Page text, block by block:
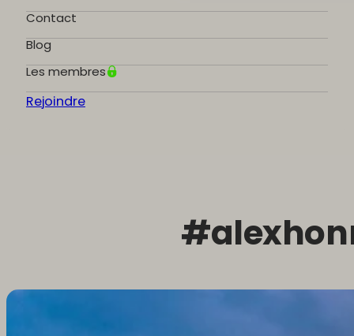
Contact
Blog
Les membres
Rejoindre